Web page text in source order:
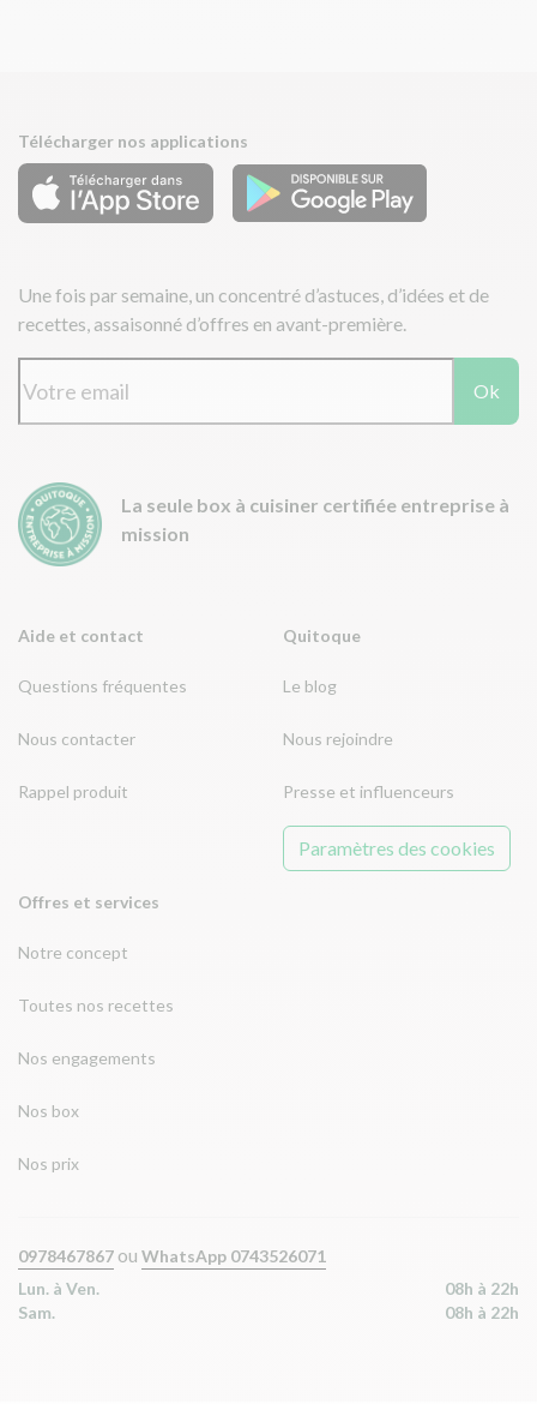
Aide et contact
Questions fréquentes
Nous contacter
Rappel produit
Offres et services
Notre concept
Toutes nos recettes
Nos engagements
Nos box
Nos prix
Quitoque
Le blog
Nous rejoindre
Presse et influenceurs
Paramètres des cookies
Télécharger nos applications
Une fois par semaine, un concentré d’astuces, d’idées et de
recettes, assaisonné d’offres en avant-première.
Ok
La seule box à cuisiner certifiée entreprise à
mission
0978467867 ou WhatsApp 0743526071
Lun. à Ven.
08h à 22h
Sam.
08h à 22h